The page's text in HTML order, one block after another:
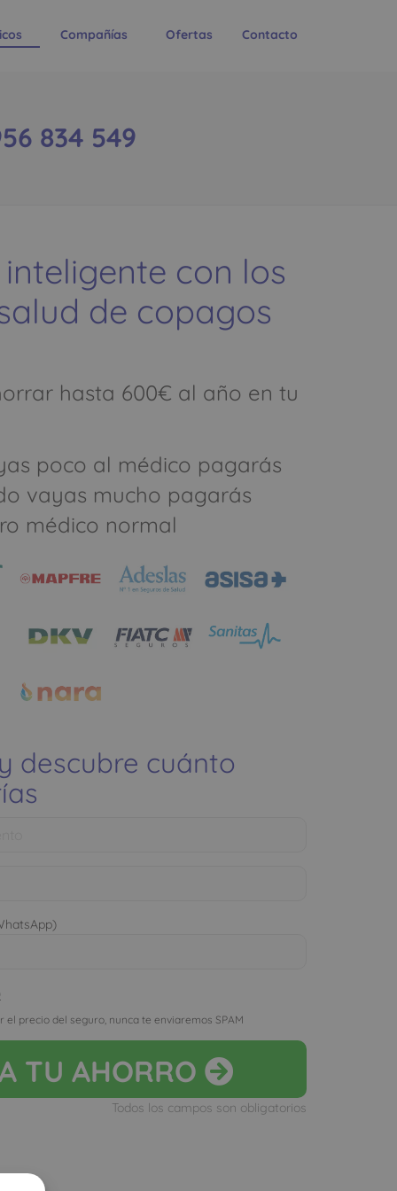
Compañías Ofertas Contacto
834 549
con los
de copagos
hasta 600€ al año en tu
poco al médico pagarás
vayas mucho pagarás
médico normal
descubre cuánto
precio del seguro, nunca te enviaremos SPAM
TU AHORRO
Todos los campos son obligatorios